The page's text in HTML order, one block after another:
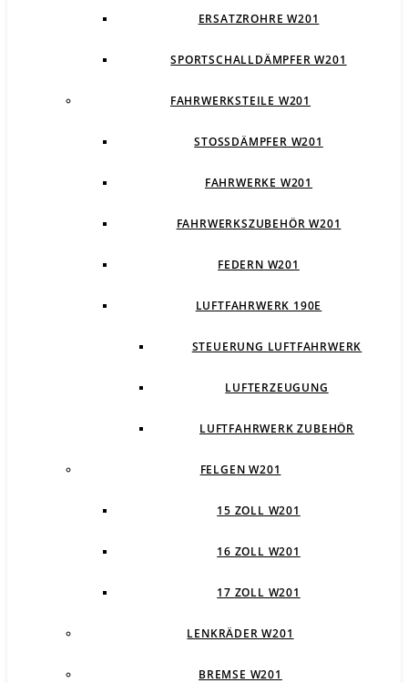
ERSATZROHRE W201
SPORTSCHALLDÄMPFER W201
FAHRWERKSTEILE W201
STOSSDÄMPFER W201
FAHRWERKE W201
FAHRWERKSZUBEHÖR W201
FEDERN W201
LUFTFAHRWERK 190E
STEUERUNG LUFTFAHRWERK
LUFTERZEUGUNG
LUFTFAHRWERK ZUBEHÖR
FELGEN W201
15 ZOLL W201
16 ZOLL W201
17 ZOLL W201
LENKRÄDER W201
BREMSE W201